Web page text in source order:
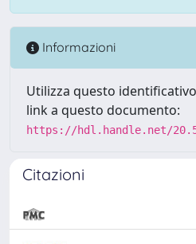
Informazioni
Utilizza questo
link a questo documento:
https://hdl.handle.net/
Citazioni